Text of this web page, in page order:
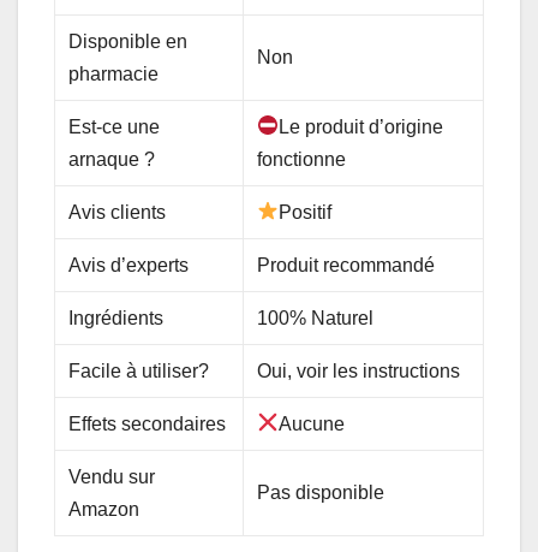
Disponible en
pharmacie
Non
Est-ce une
arnaque ?
Le produit d’origine
fonctionne
Avis clients Positif
Avis d’experts Produit recommandé
Ingrédients 100% Naturel
Facile à utiliser? Oui, voir les instructions
Effets secondaires Aucune
Vendu sur
Amazon
Pas disponible